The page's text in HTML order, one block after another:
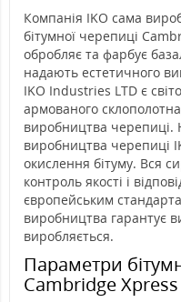
Компанія IKO сама
бітумної черепиці
обробляє та фарбує
надають естетичного
IKO Industries LTD є
армованого
виробництва черепиці.
виробництва черепиці
окислення бітуму. Вся
контроль якості і
європейським
виробництва гарантує
виробляється.
Параметри
Cambridge Xpress